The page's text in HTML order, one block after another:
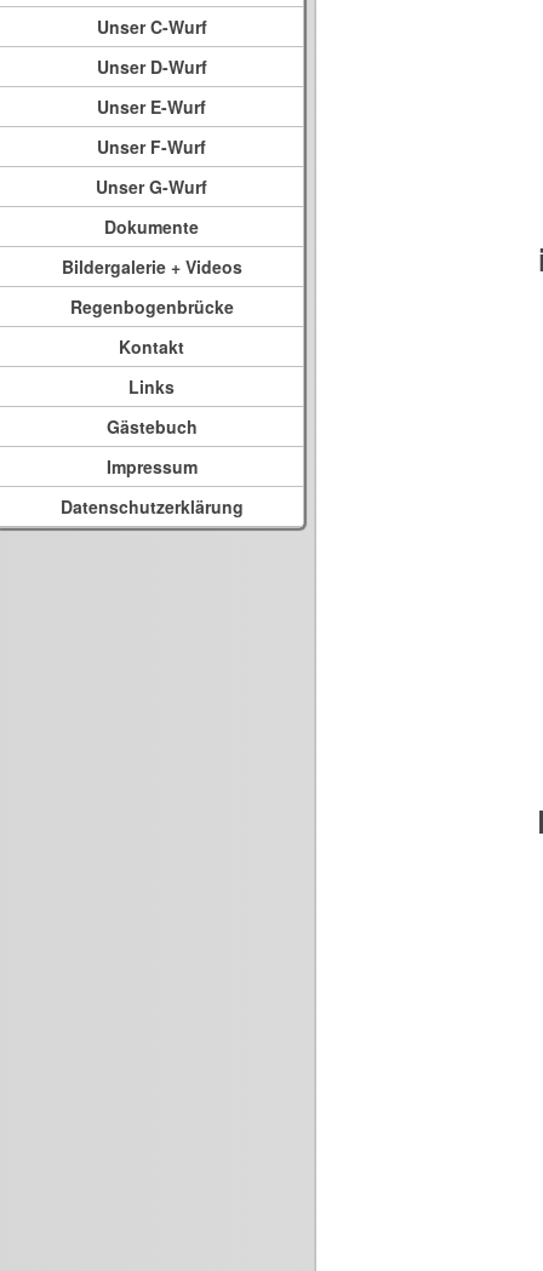
Unser C-Wurf
Unser D-Wurf
Unser E-Wurf
Unser F-Wurf
Unser G-Wurf
Dokumente
Bildergalerie + Videos
Regenbogenbrücke
Kontakt
Links
Gästebuch
Impressum
Datenschutzerklärung